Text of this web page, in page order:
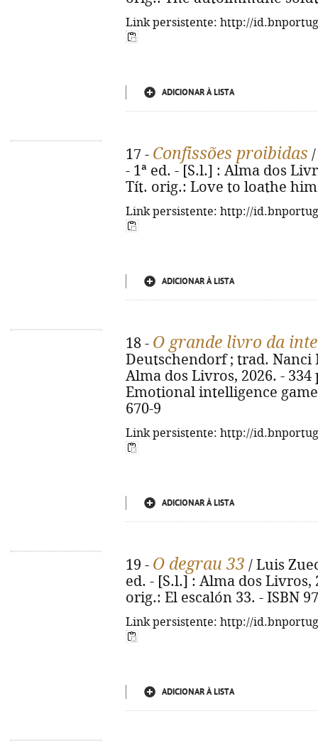
Link persistente: http://
ADICIONAR À LISTA
17 - Confissões proibidas
- 1ª ed. - [S.l.] : Alma dos
Tít. orig.: Love to loathe him.
Link persistente: http://
ADICIONAR À LISTA
18 - O grande livro da
Deutschendorf ; trad. Nanci
Alma dos Livros, 2026. -
Emotional intelligence game
670-9
Link persistente: http://
ADICIONAR À LISTA
19 - O degrau 33 / Luis
ed. - [S.l.] : Alma dos Livros,
orig.: El escalón 33. - ISBN
Link persistente: http://
ADICIONAR À LISTA